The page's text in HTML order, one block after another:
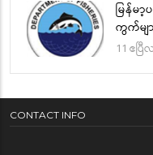
မြန်မာ့
ကွက်မျာ
11 ဧပြီ
CONTACT INFO